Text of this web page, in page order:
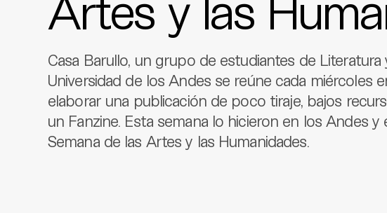
Casa Barullo, un grupo de estudiantes de Literatura
Universidad de los Andes se reúne cada miércoles
elaborar una publicación de poco tiraje, bajos
un Fanzine. Esta semana lo hicieron en los Andes y
Semana de las Artes y las Humanidades.